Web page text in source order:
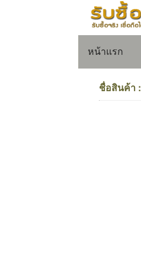
หน้าแรก
ชื่อสินค้า :